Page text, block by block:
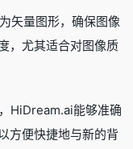
矢量图形，确保图像
，尤其适合对图像质
HiDream.ai能够准确
方便快捷地与新的背